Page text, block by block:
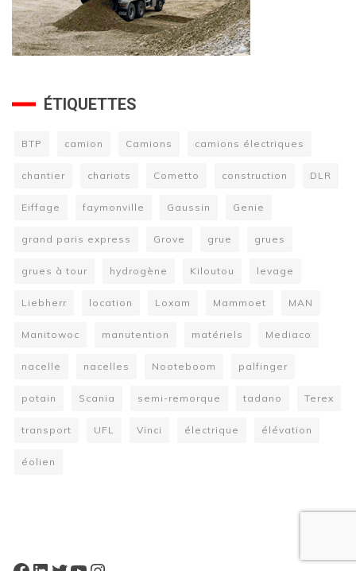
ÉTIQUETTES
BTP camion Camions camions électriques
chantier chariots Cometto construction DLR
Eiffage faymonville Gaussin Genie
grand paris express Grove grue grues
grues à tour hydrogène Kiloutou levage
Liebherr location Loxam Mammoet MAN
Manitowoc manutention matériels Mediaco
nacelle nacelles Nooteboom palfinger
potain Scania semi-remorque tadano Terex
transport UFL Vinci électrique élévation
éolien